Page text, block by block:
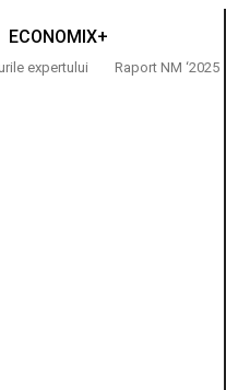
ECONOMIX+
expertului Raport NM ‘2025